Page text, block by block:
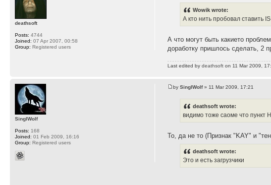
Wowik wrote:
А кто нить пробовал ставить
А что могут быть какието
доработку пришлось сделать, 2
Last edited bydeathsoft on 11 Mar 2009,
deathsoft
Posts: 4744
Joined: 07 Apr 2007, 00:58
Group: Registered users
bySinglWolf» 11 Mar 2009, 17:21
deathsoft wrote:
видимо тоже саоме что пункт
То, да не то (Признак "KAY" и
deathsoft wrote:
Это и есть загрузчики
SinglWolf
Posts: 168
Joined: 01 Feb 2009, 16:16
Group: Registered users